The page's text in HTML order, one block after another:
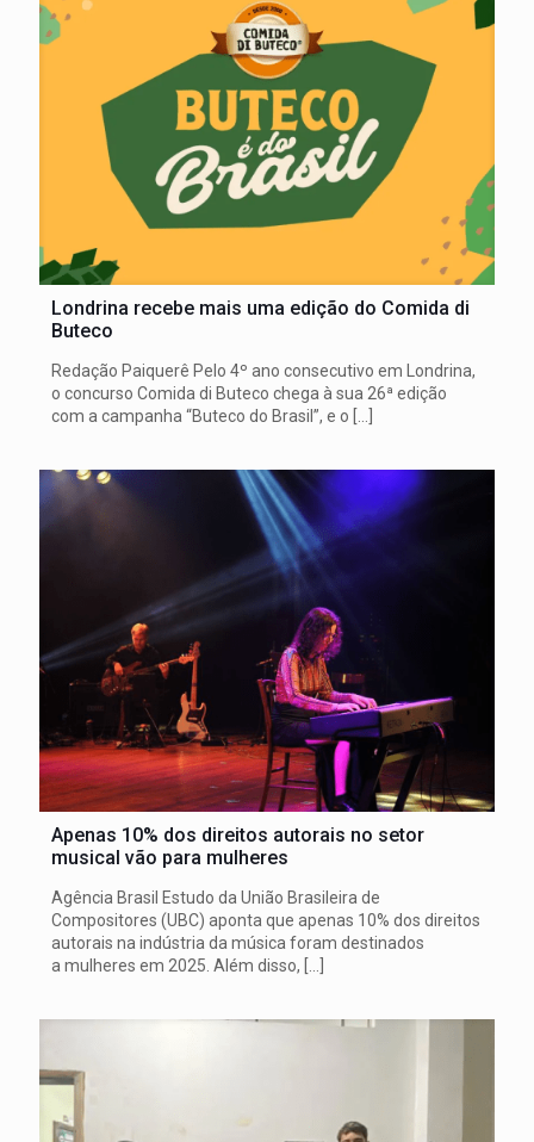
Londrina recebe mais uma edição do Comida di
Buteco
Redação Paiquerê Pelo 4º ano consecutivo em Londrina,
o concurso Comida di Buteco chega à sua 26ª edição
com a campanha “Buteco do Brasil”, e o
Apenas 10% dos direitos autorais no setor
musical vão para mulheres
Agência Brasil Estudo da União Brasileira de
Compositores (UBC) aponta que apenas 10% dos direitos
autorais na indústria da música foram destinados
a mulheres em 2025. Além disso, […]